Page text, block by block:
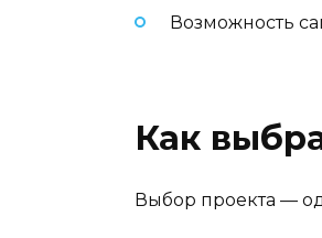
Возможность
Как
Выбор проекта —